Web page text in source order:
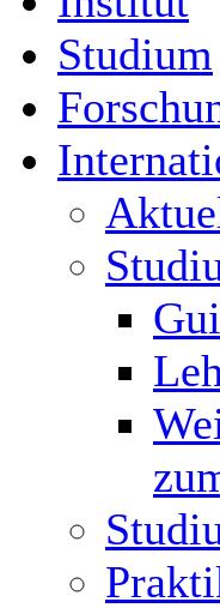
Studium